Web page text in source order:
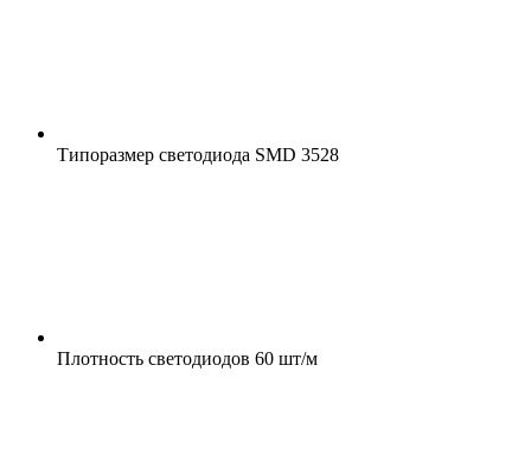
Типоразмер светодиода SMD 3528
Плотность светодиодов 60 шт/м